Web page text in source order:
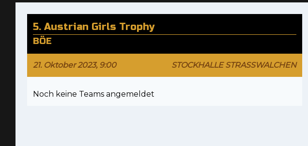
5. Austrian Girls Trophy
BÖE
21. Oktober 2023, 9:00 STOCKHALLE STRASSWALCHEN
Noch keine Teams angemeldet